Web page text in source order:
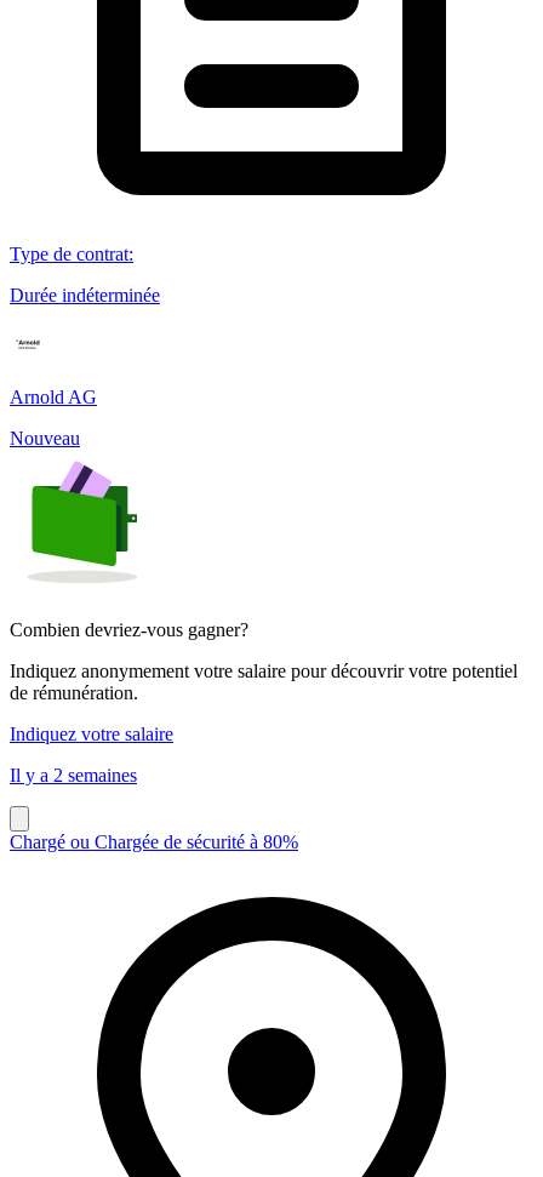
Type de contrat:
Durée indéterminée
Arnold AG
Nouveau
Combien devriez-vous gagner?
Indiquez anonymement votre salaire pour découvrir votre potentiel
de rémunération.
Indiquez votre salaire
Il y a 2 semaines
Chargé ou Chargée de sécurité à 80%